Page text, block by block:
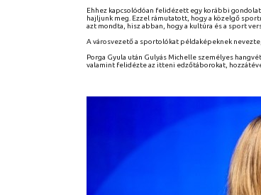
Ehhez kapcsolódóan felidézett egy korábbi
hajljunk meg. Ezzel rámutatott, hogy a közelgő
azt mondta, hisz abban, hogy a kultúra és a sport
A városvezető a sportolókat példaképeknek
Porga Gyula után Gulyás Michelle személyes
valamint felidézte az itteni edzőtáborokat,